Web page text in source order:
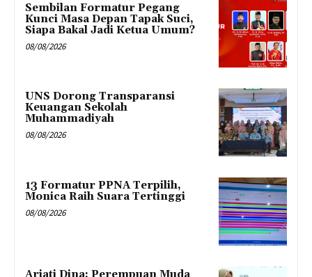
Sembilan Formatur Pegang
Kunci Masa Depan Tapak Suci,
Siapa Bakal Jadi Ketua Umum?
08/08/2026
UNS Dorong Transparansi
Keuangan Sekolah
Muhammadiyah
08/08/2026
13 Formatur PPNA Terpilih,
Monica Raih Suara Tertinggi
08/08/2026